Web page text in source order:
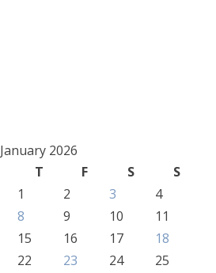
January 2026
T F S
S
1
2 3
4
8 9 10
11
15 16 17
18
22 23 24
25